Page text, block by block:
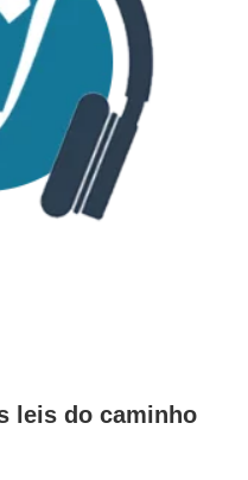
leis do caminho